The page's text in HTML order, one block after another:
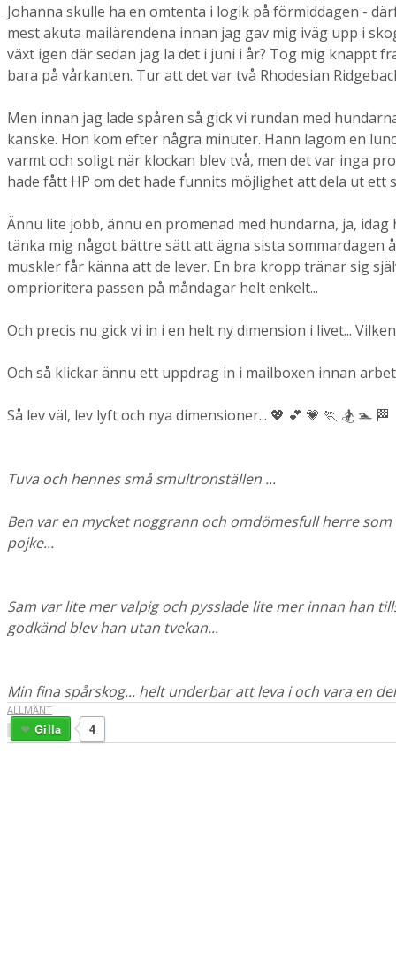
Johanna skulle ha en omtenta i logik på förmiddagen -
mest akuta mailärendena innan jag gav mig iväg upp i
växt igen där sedan jag la det i juni i år? Tog mig knappt
bara på vårkanten. Tur att det var två Rhodesian
Men innan jag lade spåren så gick vi rundan med
kanske. Hon kom efter några minuter. Hann lagom en
varmt och soligt när klockan blev två, men det var inga
hade fått HP om det hade funnits möjlighet att dela ut ett
Ännu lite jobb, ännu en promenad med hundarna, ja,
tänka mig något bättre sätt att ägna sista sommardagen
muskler får känna att de lever. En bra kropp tränar sig
omprioritera passen på måndagar helt enkelt...
Och precis nu gick vi in i en helt ny dimension i livet...
Och så klickar ännu ett uppdrag in i mailboxen innan
Så lev väl, lev lyft och nya dimensioner... 💖 💕 💗 🏃 🏂 🏊 🏁
Tuva och hennes små smultronställen ...
Ben var en mycket noggrann och omdömesfull herre
pojke...
Sam var lite mer valpig och pysslade lite mer innan han
godkänd blev han utan tvekan...
Min fina spårskog... helt underbar att leva i och vara en
ALLMÄNT
4
Gilla